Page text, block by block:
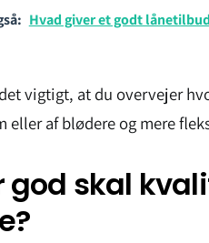
Hvad giver et godt
vigtigt, at du overvejer
eller af blødere og mere
god skal